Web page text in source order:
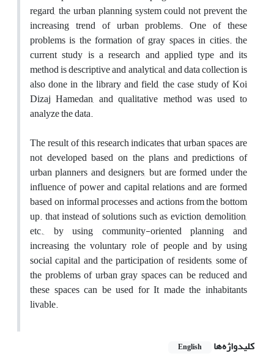
regard, the urban planning system could not prevent the
increasing trend of urban problems. One of these
problems is the formation of gray spaces in cities. the
current study is a research and applied type and its
method is descriptive and analytical, and data collection is
also done in the library and field, the case study of Koi
Dizaj Hamedan, and qualitative method was used to
analyze the data.
The result of this research indicates that urban spaces are
not developed based on the plans and predictions of
urban planners and designers, but are formed under the
influence of power and capital relations and are formed
based on informal processes and actions from the bottom
up. that instead of solutions such as eviction, demolition,
etc., by using community-oriented planning and
increasing the voluntary role of people and by using
social capital and the participation of residents, some of
the problems of urban gray spaces can be reduced and
these spaces can be used for It made the inhabitants
livable.
کلیدواژه‌ها English